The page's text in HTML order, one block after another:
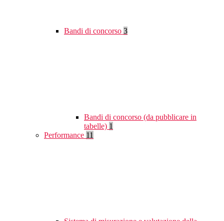
Bandi di concorso 3
Bandi di concorso (da pubblicare in
tabelle) 1
Performance 11